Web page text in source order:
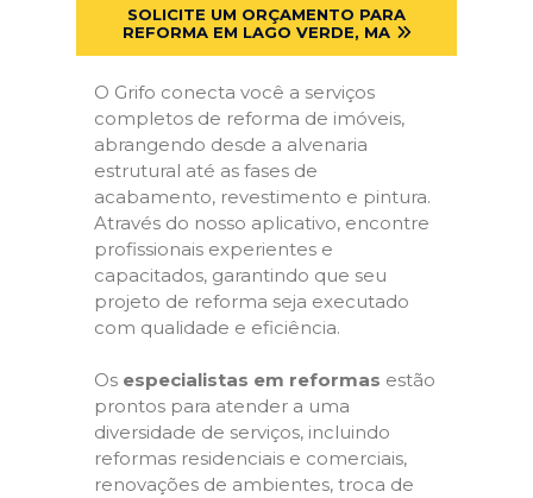
SOLICITE UM ORÇAMENTO PARA
REFORMA EM LAGO VERDE, MA
O Grifo conecta você a serviços
completos de reforma de imóveis,
abrangendo desde a alvenaria
estrutural até as fases de
acabamento, revestimento e pintura.
Através do nosso aplicativo, encontre
profissionais experientes e
capacitados, garantindo que seu
projeto de reforma seja executado
com qualidade e eficiência.
Os especialistas em reformas estão
prontos para atender a uma
diversidade de serviços, incluindo
reformas residenciais e comerciais,
renovações de ambientes, troca de